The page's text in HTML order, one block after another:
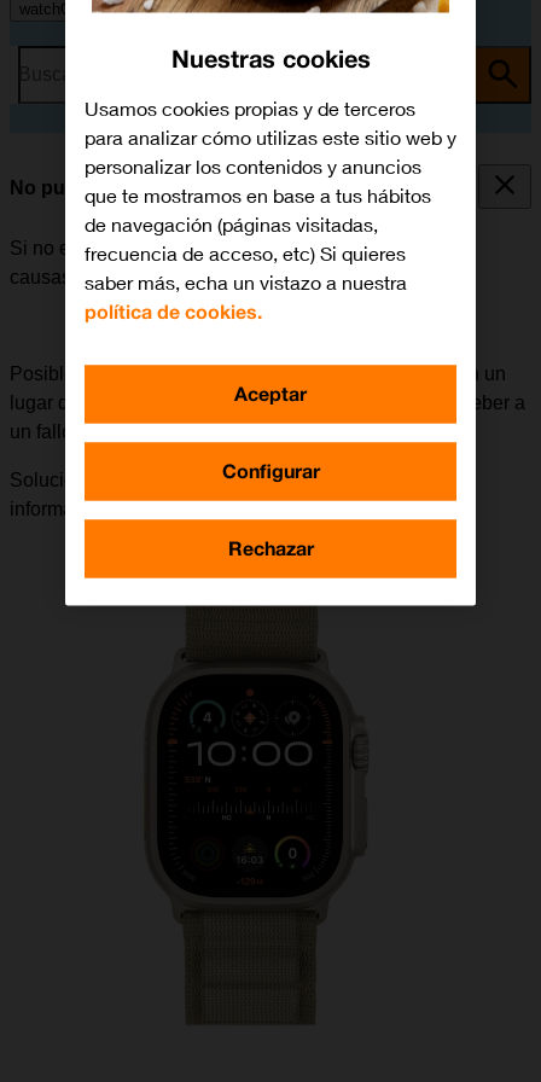
watchOS 10
Busca por problema o tema
No puedo realizar llamadas
Si no es posible realizar llamadas, puede haber varias
causas posibles al problema.
Posible causa 2 de 7:
Si surge un problema general en un
lugar determinado al realizar una llamada, se puede deber a
un fallo de red temporal.
Solución: Mi Orangepara obtener más
información.
Nuestras cookies
Usamos cookies propias y de terceros
para analizar cómo utilizas este sitio web y
personalizar los contenidos y anuncios
que te mostramos en base a tus hábitos
de navegación (páginas visitadas,
frecuencia de acceso, etc) Si quieres
saber más, echa un vistazo a nuestra
política de cookies.
Configurar
Rechazar
Aceptar